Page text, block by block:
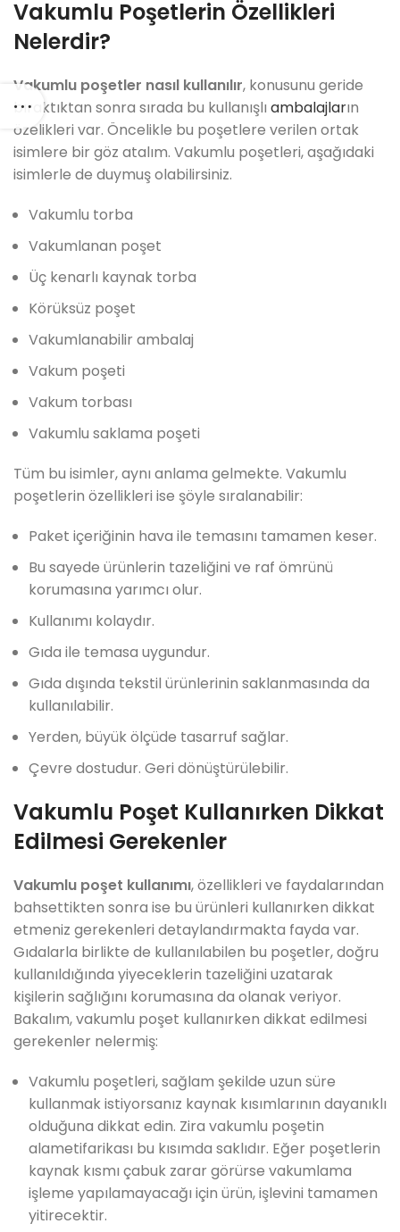
Vakumlu Poşetlerin Özellikleri
Nelerdir?
Vakumlu poşetler nasıl kullanılır, konusunu geride
bıraktıktan sonra sırada bu kullanışlı ambalajların
özelikleri var. Öncelikle bu poşetlere verilen ortak
isimlere bir göz atalım. Vakumlu poşetleri, aşağıdaki
isimlerle de duymuş olabilirsiniz.
Vakumlu torba
Vakumlanan poşet
Üç kenarlı kaynak torba
Körüksüz poşet
Vakumlanabilir ambalaj
Vakum poşeti
Vakum torbası
Vakumlu saklama poşeti
Tüm bu isimler, aynı anlama gelmekte. Vakumlu
poşetlerin özellikleri ise şöyle sıralanabilir:
Paket içeriğinin hava ile temasını tamamen keser.
Bu sayede ürünlerin tazeliğini ve raf ömrünü
korumasına yarımcı olur.
Kullanımı kolaydır.
Gıda ile temasa uygundur.
Gıda dışında tekstil ürünlerinin saklanmasında da
kullanılabilir.
Yerden, büyük ölçüde tasarruf sağlar.
Çevre dostudur. Geri dönüştürülebilir.
Vakumlu Poşet Kullanırken Dikkat
Edilmesi Gerekenler
Vakumlu poşet kullanımı, özellikleri ve faydalarından
bahsettikten sonra ise bu ürünleri kullanırken dikkat
etmeniz gerekenleri detaylandırmakta fayda var.
Gıdalarla birlikte de kullanılabilen bu poşetler, doğru
kullanıldığında yiyeceklerin tazeliğini uzatarak
kişilerin sağlığını korumasına da olanak veriyor.
Bakalım, vakumlu poşet kullanırken dikkat edilmesi
gerekenler nelermiş:
Vakumlu poşetleri, sağlam şekilde uzun süre
kullanmak istiyorsanız kaynak kısımlarının dayanıklı
olduğuna dikkat edin. Zira vakumlu poşetin
alametifarikası bu kısımda saklıdır. Eğer poşetlerin
kaynak kısmı çabuk zarar görürse vakumlama
işleme yapılamayacağı için ürün, işlevini tamamen
yitirecektir.